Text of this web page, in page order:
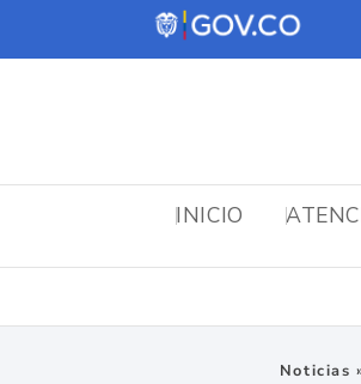
INICIO
Noticias